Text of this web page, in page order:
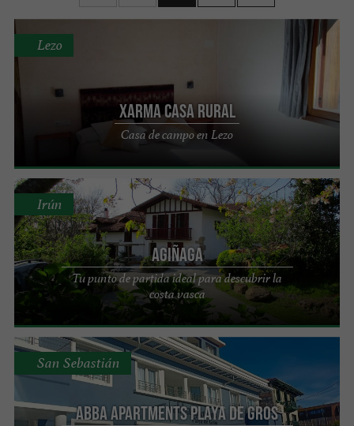
XARMA casa rural
Casa de campo en Lezo
Lezo
Agiñaga
Tu punto de partida ideal para descubrir la
costa vasca
Irún
Abba Apartments Playa de Gros
San Sebastián